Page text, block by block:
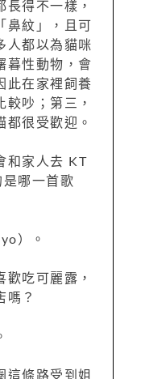
得不一樣，
紋」，且可
人都以為貓咪
暮性動物，會
此在家裡飼養
吵；第三，
都很受歡迎。
和家人去 KT
哪一首歌
）。
吃可麗露，
嗎？
這條路受到姐